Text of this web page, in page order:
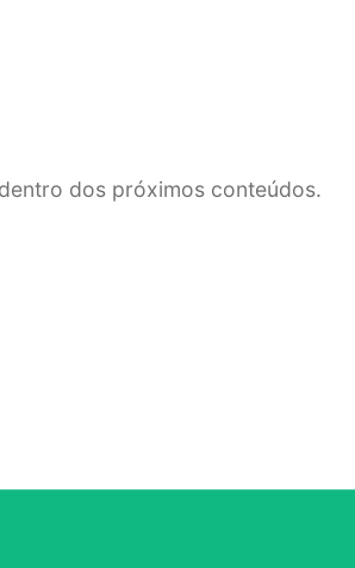
dos próximos conteúdos.